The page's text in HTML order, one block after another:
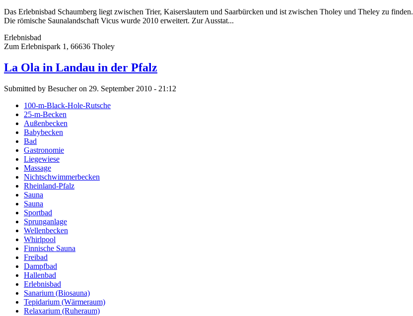
Das Erlebnisbad Schaumberg liegt zwischen Trier, Kaiserslautern und Saarbürcken und ist zwischen Tholey und Theley zu finden.
Die römische Saunalandschaft Vicus wurde 2010 erweitert. Zur Ausstat...
Erlebnisbad
Zum Erlebnispark 1, 66636 Tholey
La Ola in Landau in der Pfalz
Submitted by Besucher on 29. September 2010 - 21:12
100-m-Black-Hole-Rutsche
25-m-Becken
Außenbecken
Babybecken
Bad
Gastronomie
Liegewiese
Massage
Nichtschwimmerbecken
Rheinland-Pfalz
Sauna
Sauna
Sportbad
Sprunganlage
Wellenbecken
Whirlpool
Finnische Sauna
Freibad
Dampfbad
Hallenbad
Erlebnisbad
Sanarium (Biosauna)
Tepidarium (Wärmeraum)
Relaxarium (Ruheraum)